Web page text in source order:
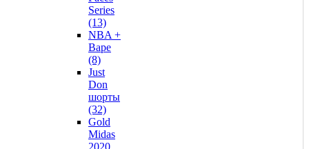
Series
(13)
NBA +
Bape
(8)
Just
Don
шорты
(32)
Gold
Midas
2020